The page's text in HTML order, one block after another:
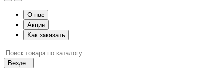
О нас
Акции
Как заказать
Везде